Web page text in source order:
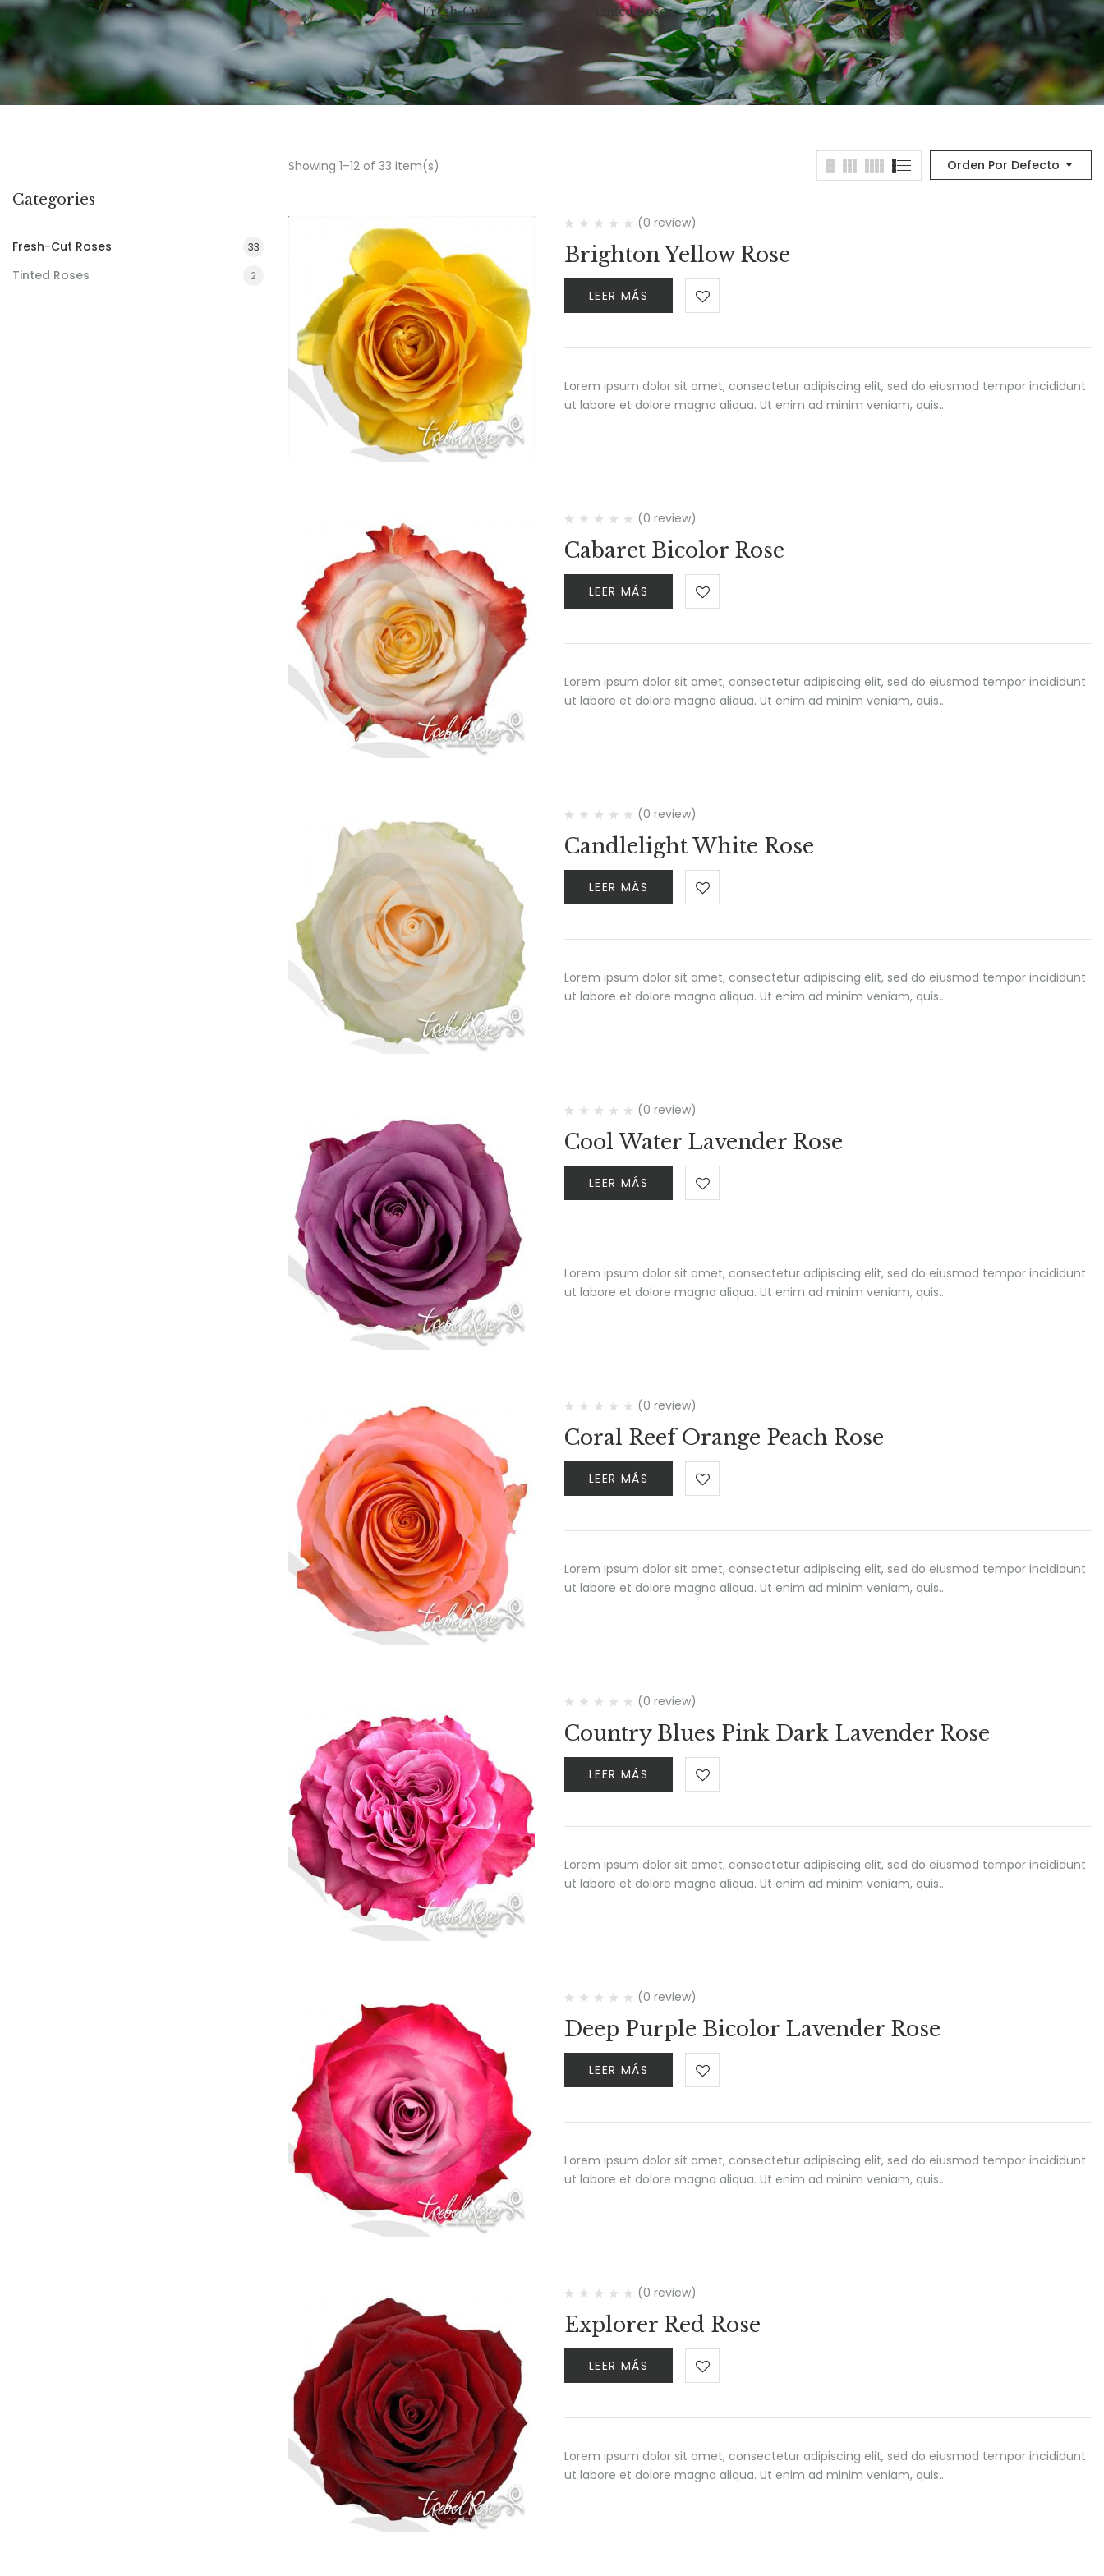
Fresh-Cut Roses Tinted Roses
Categories
Fresh-Cut Roses 33
Tinted Roses 2
Orden Por Defecto
Showing 1–12 of 33 item(s)
(0 review)
Brighton Yellow Rose
LEER MÁS
Lorem ipsum dolor sit amet, consectetur adipiscing elit, sed do eiusmod tempor incididunt
ut labore et dolore magna aliqua. Ut enim ad minim veniam, quis…
(0 review)
Cabaret Bicolor Rose
LEER MÁS
Lorem ipsum dolor sit amet, consectetur adipiscing elit, sed do eiusmod tempor incididunt
ut labore et dolore magna aliqua. Ut enim ad minim veniam, quis…
(0 review)
Candlelight White Rose
LEER MÁS
Lorem ipsum dolor sit amet, consectetur adipiscing elit, sed do eiusmod tempor incididunt
ut labore et dolore magna aliqua. Ut enim ad minim veniam, quis…
(0 review)
Cool Water Lavender Rose
LEER MÁS
Lorem ipsum dolor sit amet, consectetur adipiscing elit, sed do eiusmod tempor incididunt
ut labore et dolore magna aliqua. Ut enim ad minim veniam, quis…
(0 review)
Coral Reef Orange Peach Rose
LEER MÁS
Lorem ipsum dolor sit amet, consectetur adipiscing elit, sed do eiusmod tempor incididunt
ut labore et dolore magna aliqua. Ut enim ad minim veniam, quis…
(0 review)
Country Blues Pink Dark Lavender Rose
LEER MÁS
Lorem ipsum dolor sit amet, consectetur adipiscing elit, sed do eiusmod tempor incididunt
ut labore et dolore magna aliqua. Ut enim ad minim veniam, quis…
(0 review)
Deep Purple Bicolor Lavender Rose
LEER MÁS
Lorem ipsum dolor sit amet, consectetur adipiscing elit, sed do eiusmod tempor incididunt
ut labore et dolore magna aliqua. Ut enim ad minim veniam, quis…
(0 review)
Explorer Red Rose
LEER MÁS
Lorem ipsum dolor sit amet, consectetur adipiscing elit, sed do eiusmod tempor incididunt
ut labore et dolore magna aliqua. Ut enim ad minim veniam, quis…